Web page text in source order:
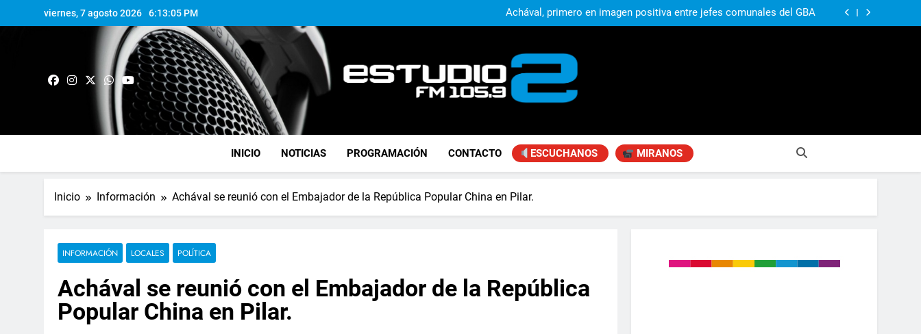
viernes, 7 agosto 2026 6:13:06 PM
que, si nadie las plasma, se pierden para siempre”
Achával, primero en imagen positiva entre jefes comunales del GBA
Fabiana Cantilo presenta ‘Flor de Loto’
Achával, primero en imagen positiva entre jefes comunales del GBA
Kicillof: “Se logró que Nación desestime la locura de la venta de tierras a
FM Estudio 2
INICIO NOTICIAS PROGRAMACIÓN CONTACTO ESCUCHANOS MIRANOS
Inicio Información Achával se reunió con el Embajador de la República Popular China en Pilar.
INFORMACIÓN LOCALES POLÍTICA
Achával se reunió con el Embajador de la República
Popular China en Pilar.